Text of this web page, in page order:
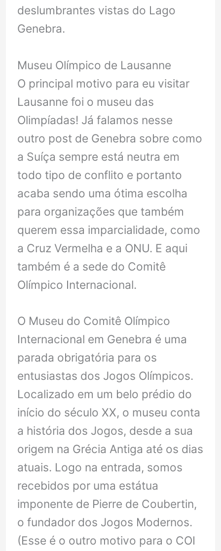
deslumbrantes vistas do Lago
Genebra.
Museu Olímpico de Lausanne
O principal motivo para eu visitar
Lausanne foi o museu das
Olimpíadas! Já falamos nesse
outro post de Genebra sobre como
a Suíça sempre está neutra em
todo tipo de conflito e portanto
acaba sendo uma ótima escolha
para organizações que também
querem essa imparcialidade, como
a Cruz Vermelha e a ONU. E aqui
também é a sede do Comitê
Olímpico Internacional.
O Museu do Comitê Olímpico
Internacional em Genebra é uma
parada obrigatória para os
entusiastas dos Jogos Olímpicos.
Localizado em um belo prédio do
início do século XX, o museu conta
a história dos Jogos, desde a sua
origem na Grécia Antiga até os dias
atuais. Logo na entrada, somos
recebidos por uma estátua
imponente de Pierre de Coubertin,
o fundador dos Jogos Modernos.
(Esse é o outro motivo para o COI